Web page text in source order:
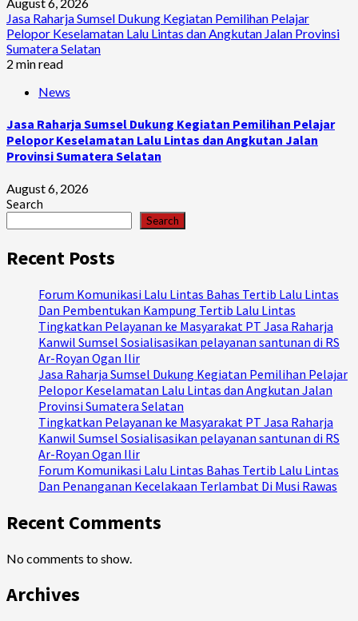
Jasa Raharja Sumsel Dukung Kegiatan Pemilihan Pelajar
Pelopor Keselamatan Lalu Lintas dan Angkutan Jalan Provinsi
Sumatera Selatan
2 min read
News
Jasa Raharja Sumsel Dukung Kegiatan Pemilihan Pelajar
Pelopor Keselamatan Lalu Lintas dan Angkutan Jalan
Provinsi Sumatera Selatan
August 6, 2026
Search
Search
Recent Posts
Forum Komunikasi Lalu Lintas Bahas Tertib Lalu Lintas
Dan Pembentukan Kampung Tertib Lalu Lintas
Tingkatkan Pelayanan ke Masyarakat PT Jasa Raharja
Kanwil Sumsel Sosialisasikan pelayanan santunan di RS
Ar-Royan Ogan Ilir
Jasa Raharja Sumsel Dukung Kegiatan Pemilihan Pelajar
Pelopor Keselamatan Lalu Lintas dan Angkutan Jalan
Provinsi Sumatera Selatan
Tingkatkan Pelayanan ke Masyarakat PT Jasa Raharja
Kanwil Sumsel Sosialisasikan pelayanan santunan di RS
Ar-Royan Ogan Ilir
Forum Komunikasi Lalu Lintas Bahas Tertib Lalu Lintas
Dan Penanganan Kecelakaan Terlambat Di Musi Rawas
Recent Comments
No comments to show.
Archives